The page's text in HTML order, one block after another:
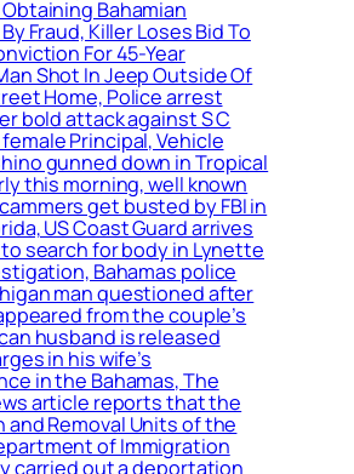
Bahamian
Fraud, Killer Loses Bid To
For 45-Year
Shot In Jeep Outside Of
Home, Police arrest
bold attack against S C
Principal, Vehicle
gunned down in Tropical
this morning, well known
get busted by FBI in
US Coast Guard arrives
to search for body in Lynette
Bahamas police
man questioned after
from the couple’s
husband is released
in his wife’s
in the Bahamas, The
article reports that the
Removal Units of the
of Immigration
carried out a deportation